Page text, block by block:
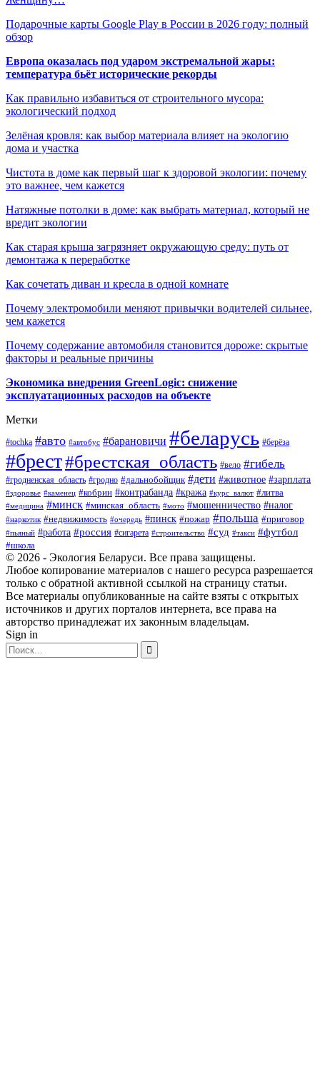
Подарочные карты Google Play в России в 2026 году: полный
обзор
Европа оказалась под ударом экстремальной жары:
температура бьёт исторические рекорды
Как правильно избавиться от строительного мусора:
экологический подход
Зелёная кровля: как выбор материала влияет на экологию
дома и участка
Чистота в доме как первый шаг к здоровой экологии: почему
это важнее, чем кажется
Натяжные потолки в доме: как выбрать материал, который не
вредит экологии
Как старая крыша загрязняет окружающую среду: путь от
демонтажа к переработке
Как сочетать диван и кресла в одной комнате
Почему электромобили меняют привычки водителей сильнее,
чем кажется
Почему содержание автомобиля становится дороже: скрытые
факторы и реальные причины
Экономика внедрения GreenLogic: снижение
эксплуатационных расходов на объекте
Метки
#tochka #авто #автобус #барановичи #беларусь #берёза
#брест#брестская_область #вело #гибель
#гродненская_область #гродно #дальнобойщик #дети #животное #зарплата
#здоровье #каменец #кобрин #контрабанда #кража #курс_валют #литва
#медицина #минск #минская_область #мото #мошенничество #налог
#наркотик #недвижимость #очередь #пинск #пожар #польша #приговор
#пьяный #работа #россия #сигарета #строительство #суд #такси #футбол
#школа
© 2026 - Экология Беларуси. Все права защищены.
Любое копирование материалов с нашего ресурса разрешается
только с обратной активной ссылкой на страницу статьи.
Все материалы опубликованные на сайте взяты с открытых
источников и других порталов интернета, все права на
авторство принадлежат их законным владельцам.
Sign in